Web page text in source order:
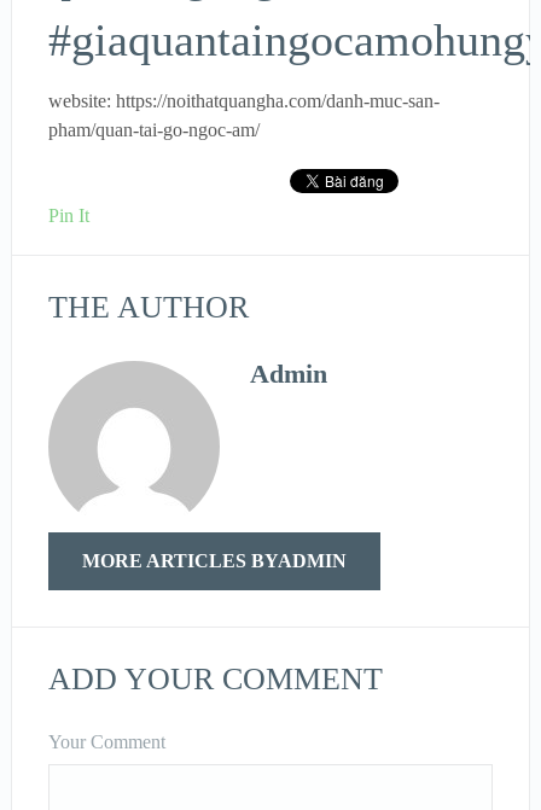
website: https://noithatquangha.com/danh-muc-san-
pham/quan-tai-go-ngoc-am/
Pin It
THE AUTHOR
Admin
MORE ARTICLES BYADMIN
ADD YOUR COMMENT
Your Comment